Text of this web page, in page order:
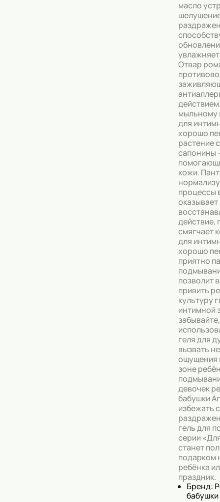
масло
Отвар
мыльному
для
хорошо
растение
сапонины
кожи.
процессы
оказывает
действие,
смягчает
для
хорошо
приятно
позволит
привить
культуру
интимной
геля для
вызвать
ощущения
зоне
девочек
бабушки
избежать
гель для
серии
станет
подарком
ребёнка
праздник.
Бренд: